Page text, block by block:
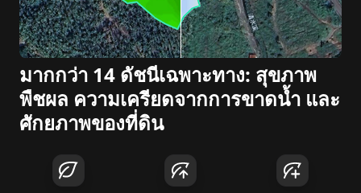
มากกว่า 14 ดัชนีเฉพาะทาง: สุขภาพ
พืชผล ความเครียดจากการขาดน้ำ และ
ศักยภาพของที่ดิน